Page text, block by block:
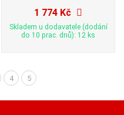
1 774 Kč
Skladem u dodavatele (dodání
do 10 prac. dnů): 12 ks
4 5